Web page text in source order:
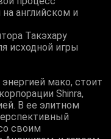
английском и
Такэхару
исходной игры
мако, стоит
Shinra,
В ее элитном
своим